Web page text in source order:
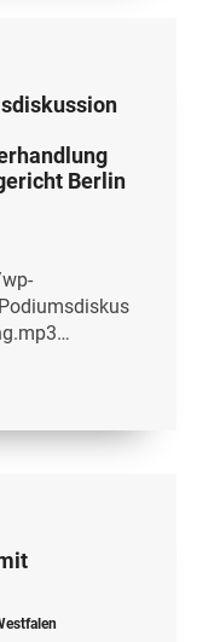
Berlin